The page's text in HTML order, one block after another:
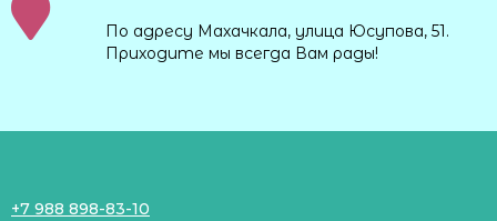
По адресу Махачкала, улица Юсупова, 51.
Приходите мы всегда Вам рады!
+7 988 898-83-10